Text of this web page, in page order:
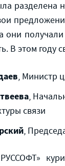
разделена
они
В этом году
, Министр
,
связи
,